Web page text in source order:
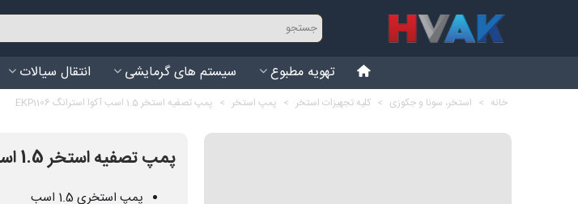
تهویه مطبوع سیستم های گرمایشی انتقال سیالات
خانه > استخر، سونا و جکوزی > کلیه تجهیزات استخر > پمپ استخر > پمپ تصفیه استخر 1.5 اسب آکوا استرانگ EKP1106
پمپ تصفیه استخر 1.5 اسب آکوا استرانگ EKP1106
پمپ استخری 1.5 اسب